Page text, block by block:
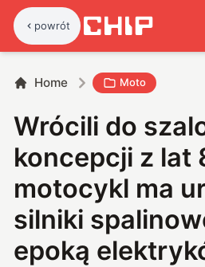
powrót
Home Moto
Wrócili do
koncepcji z lat
motocykl ma
silniki
epoką